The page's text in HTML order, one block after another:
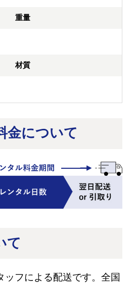
重量
材質
金について
て
ッフによる配送です。全国